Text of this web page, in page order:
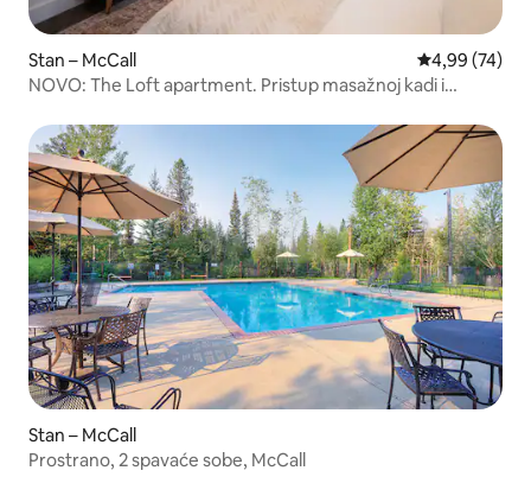
Stan – McCall Prosječna
4,99 (74)
NOVO: The Loft apartment. Pristup masažnoj kadi i
Stan – McCall
Prostrano, 2 spavaće sobe, McCall